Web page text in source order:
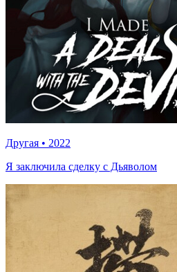
Другая • 2022
Я заключила сделку с Дьяволом